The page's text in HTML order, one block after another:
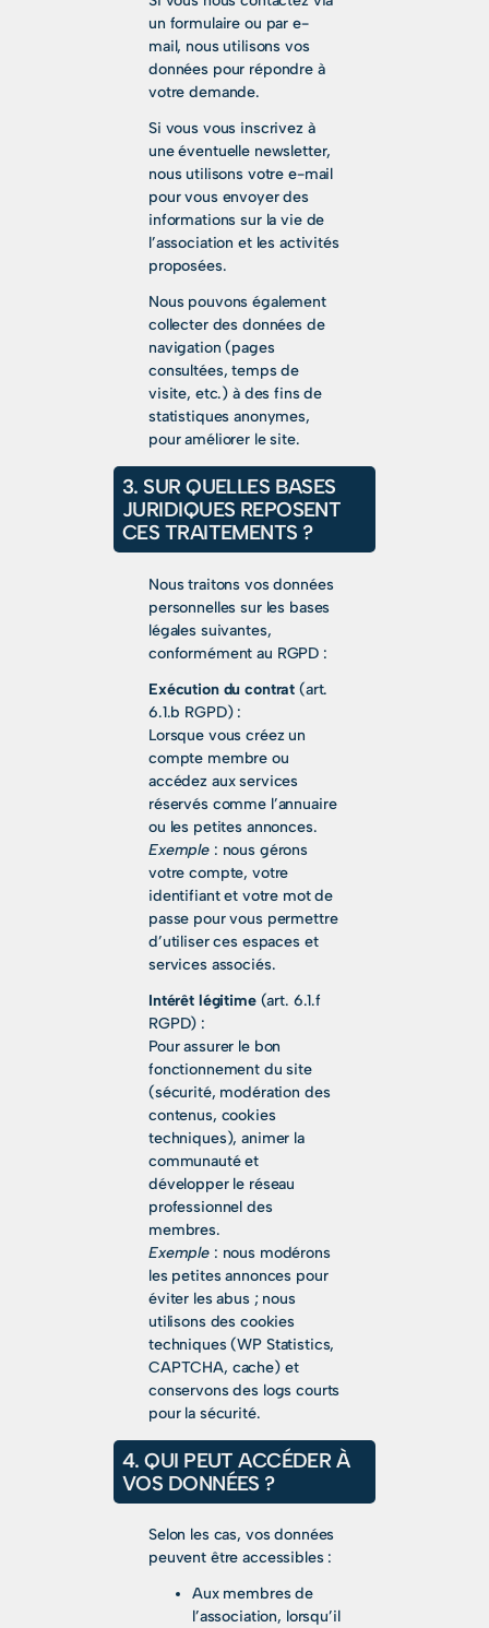
un formulaire ou par e-
mail, nous utilisons vos
données pour répondre à
votre demande.
Si vous vous inscrivez à
une éventuelle newsletter,
nous utilisons votre e-mail
pour vous envoyer des
informations sur la vie de
l’association et les activités
proposées.
Nous pouvons également
collecter des données de
navigation (pages
consultées, temps de
visite, etc.) à des fins de
statistiques anonymes,
pour améliorer le site.
3. SUR QUELLES BASES
JURIDIQUES REPOSENT
CES TRAITEMENTS ?
Nous traitons vos données
personnelles sur les bases
légales suivantes,
conformément au RGPD :
Exécution du contrat (art.
6.1.b RGPD) :
Lorsque vous créez un
compte membre ou
accédez aux services
réservés comme l’annuaire
ou les petites annonces.
Exemple : nous gérons
votre compte, votre
identifiant et votre mot de
passe pour vous permettre
d’utiliser ces espaces et
services associés.
Intérêt légitime(art. 6.1.f
RGPD) :
Pour assurer le bon
fonctionnement du site
(sécurité, modération des
contenus, cookies
techniques), animer la
communauté et
développer le réseau
professionnel des
membres.
Exemple : nous modérons
les petites annonces pour
éviter les abus ; nous
utilisons des cookies
techniques (WP Statistics,
CAPTCHA, cache) et
conservons des logs courts
pour la sécurité.
4. QUI PEUT ACCÉDER À
VOS DONNÉES ?
Selon les cas, vos données
peuvent être accessibles :
Aux membres de
l’association, lorsqu’il